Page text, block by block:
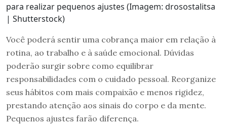
para realizar pequenos ajustes (Imagem: drosostalitsa
| Shutterstock)
Você poderá sentir uma cobrança maior em relação à
rotina, ao trabalho e à saúde emocional. Dúvidas
poderão surgir sobre como equilibrar
responsabilidades com o cuidado pessoal. Reorganize
seus hábitos com mais compaixão e menos rigidez,
prestando atenção aos sinais do corpo e da mente.
Pequenos ajustes farão diferença.